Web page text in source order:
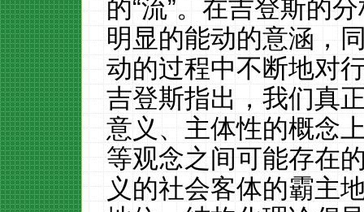
的“流”。在吉登斯的
明显的能动的意涵，
动的过程中不断地对
吉登斯指出，我们真
意义、主体性的概念
等观念之间可能存在
义的社会客体的霸主